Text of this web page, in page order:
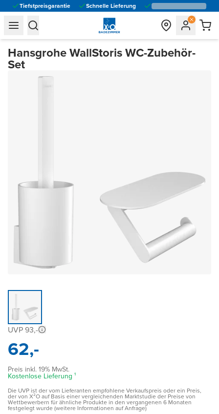
Tiefstpreisgarantie Schnelle Lieferung
general.navigation.toggle_menu.label
general.navigation.toggle_menu.label
Hansgrohe WallStoris WC-Zubehör-
Set
UVP 93,-
62,-
Preis inkl. 19% MwSt.
Kostenlose Lieferung ¹
Die UVP ist der vom Lieferanten empfohlene Verkaufspreis oder ein Preis,
der von X²O auf Basis einer vergleichenden Marktstudie der Preise von
Wettbewerbern für ähnliche Produkte in den vergangenen 6 Monaten
festgelegt wurde (weitere Informationen auf Anfrage)